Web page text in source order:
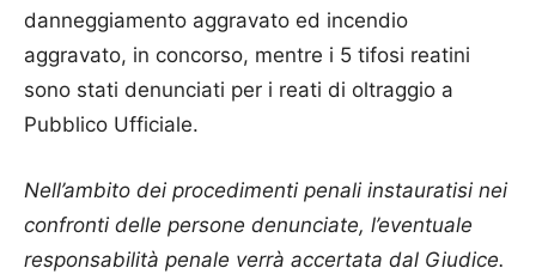
danneggiamento aggravato ed incendio
aggravato, in concorso, mentre i 5 tifosi reatini
sono stati denunciati per i reati di oltraggio a
Pubblico Ufficiale.
Nell’ambito dei procedimenti penali instauratisi nei
confronti delle persone denunciate, l’eventuale
responsabilità penale verrà accertata dal Giudice.